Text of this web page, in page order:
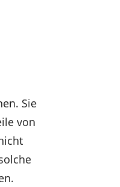
Sie
von